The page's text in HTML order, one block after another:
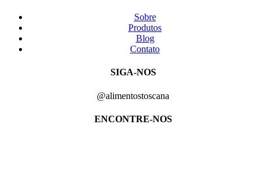
Sobre
Produtos
Blog
Contato
SIGA-NOS
@alimentostoscana
ENCONTRE-NOS